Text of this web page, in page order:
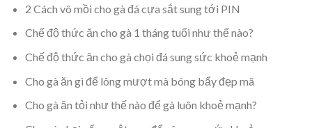
2 Cách vô mồi cho gà đá cựa sắt sung tới PIN
Chế độ thức ăn cho gà 1 tháng tuổi như thế nào?
Chế độ thức ăn cho gà chọi đá sung sức khoẻ mạnh
Cho gà ăn gì để lông mượt mà bóng bẩy đẹp mã
Cho gà ăn tỏi như thế nào để gà luôn khoẻ mạnh?